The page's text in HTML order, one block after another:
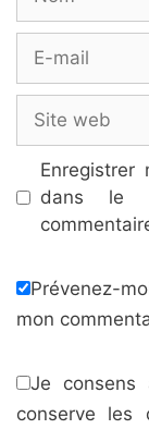
Site
web
dans le
Prévenez-
mon
Je consens
conserve les